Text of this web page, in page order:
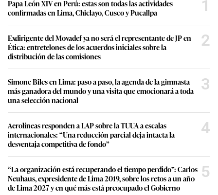
Papa León XIV en Perú: estas son todas las actividades
confirmadas en Lima, Chiclayo, Cusco y Pucallpa
1
Exdirigente del Movadef ya no será el representante de JP en
Ética: entretelones de los acuerdos iniciales sobre la
distribución de las comisiones
2
Simone Biles en Lima: paso a paso, la agenda de la gimnasta
más ganadora del mundo y una visita que emocionará a toda
una selección nacional
3
Aerolíneas responden a LAP sobre la TUUA a escalas
internacionales: “Una reducción parcial deja intacta la
desventaja competitiva de fondo”
4
“La organización está recuperando el tiempo perdido”: Carlos
Neuhaus, expresidente de Lima 2019, sobre los retos a un año
de Lima 2027 y en qué más está preocupado el Gobierno
5